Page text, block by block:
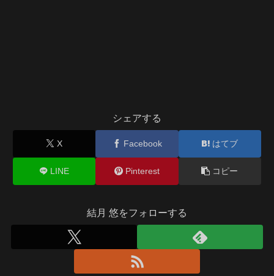
シェアする
X Facebook はてブ
LINE Pinterest コピー
結月 悠をフォローする